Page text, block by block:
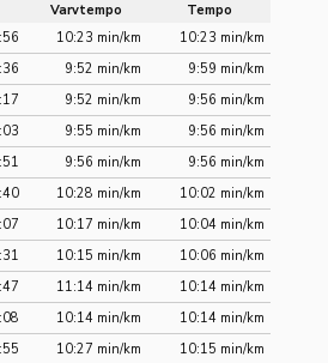
Varvtempo
Tempo
10:23 min/km
10:23 min/km
9:52 min/km
9:59 min/km
9:52 min/km
9:56 min/km
9:55 min/km
9:56 min/km
9:56 min/km
9:56 min/km
10:28 min/km
10:02 min/km
10:17 min/km
10:04 min/km
10:15 min/km
10:06 min/km
11:14 min/km
10:14 min/km
10:14 min/km
10:14 min/km
10:27 min/km
10:15 min/km